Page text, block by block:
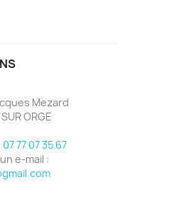
Mezard
ORGE
07 77 07 35 67
e-mail :